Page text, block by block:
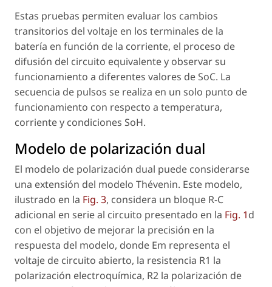
Estas pruebas permiten evaluar los cambios
transitorios del voltaje en los terminales de la
batería en función de la corriente, el proceso de
difusión del circuito equivalente y observar su
funcionamiento a diferentes valores de SoC. La
secuencia de pulsos se realiza en un solo punto de
funcionamiento con respecto a temperatura,
corriente y condiciones SoH.
Modelo de polarización dual
El modelo de polarización dual puede considerarse
una extensión del modelo Thévenin. Este modelo,
ilustrado en la Fig. 3, considera un bloque R-C
adicional en serie al circuito presentado en la Fig. 1d
con el objetivo de mejorar la precisión en la
respuesta del modelo, donde Em representa el
voltaje de circuito abierto, la resistencia R1 la
polarización electroquímica, R2 la polarización de